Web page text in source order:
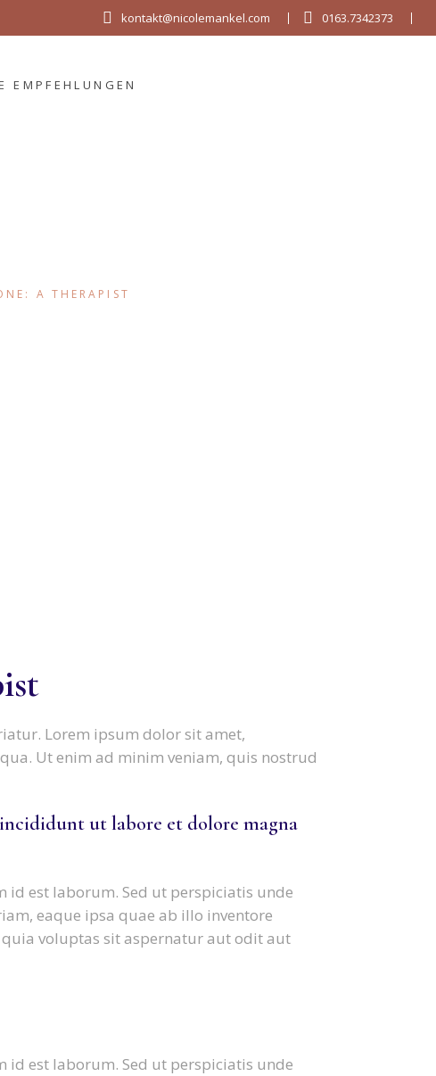
kontakt@nicolemankel.com 0163.7342373
EMPFEHLUNGEN
A THERAPIST
Lorem ipsum dolor sit amet,
Ut enim ad minim veniam, quis nostrud
ut labore et dolore magna
est laborum. Sed ut perspiciatis unde
eaque ipsa quae ab illo inventore
voluptas sit aspernatur aut odit aut
est laborum. Sed ut perspiciatis unde